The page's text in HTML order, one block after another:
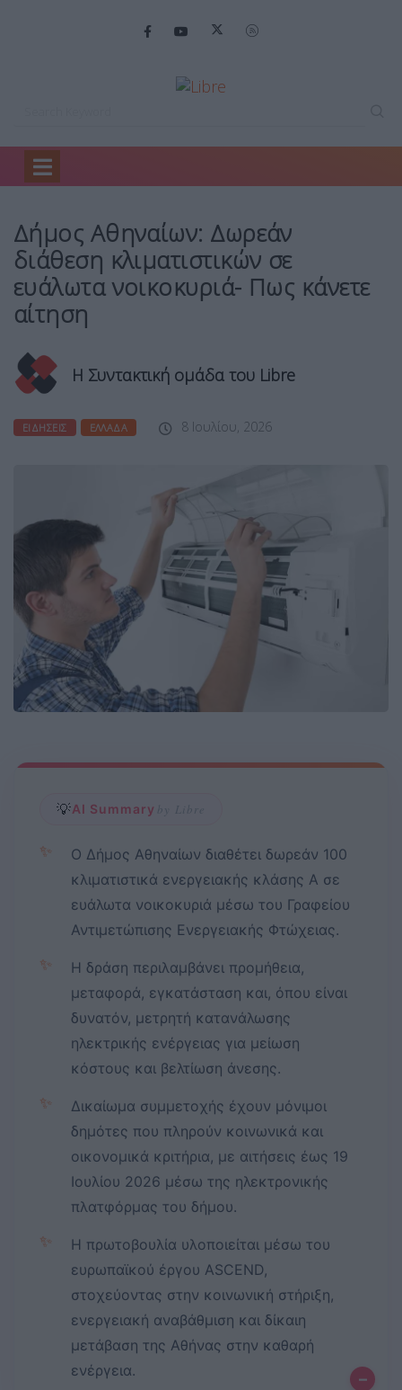
Home
Δήμος Αθηναίων: Δωρεάν
διάθεση κλιματιστικών σε
ευάλωτα νοικοκυριά- Πως κάνετε
αίτηση
Η Συντακτική ομάδα του Libre
ΕΙΔΉΣΕΙΣ ΕΛΛΆΔΑ 8 Ιουλίου, 2026
💡AI Summary by Libre
✨
Ο Δήμος Αθηναίων διαθέτει δωρεάν 100
κλιματιστικά ενεργειακής κλάσης Α σε
ευάλωτα νοικοκυριά μέσω του Γραφείου
Αντιμετώπισης Ενεργειακής Φτώχειας.
✨
Η δράση περιλαμβάνει προμήθεια,
μεταφορά, εγκατάσταση και, όπου είναι
δυνατόν, μετρητή κατανάλωσης
ηλεκτρικής ενέργειας για μείωση
κόστους και βελτίωση άνεσης.
✨
Δικαίωμα συμμετοχής έχουν μόνιμοι
δημότες που πληρούν κοινωνικά και
οικονομικά κριτήρια, με αιτήσεις έως 19
Ιουλίου 2026 μέσω της ηλεκτρονικής
πλατφόρμας του δήμου.
✨
Η πρωτοβουλία υλοποιείται μέσω του
ευρωπαϊκού έργου ASCEND,
στοχεύοντας στην κοινωνική στήριξη,
ενεργειακή αναβάθμιση και δίκαιη
μετάβαση της Αθήνας στην καθαρή
ενέργεια.
–